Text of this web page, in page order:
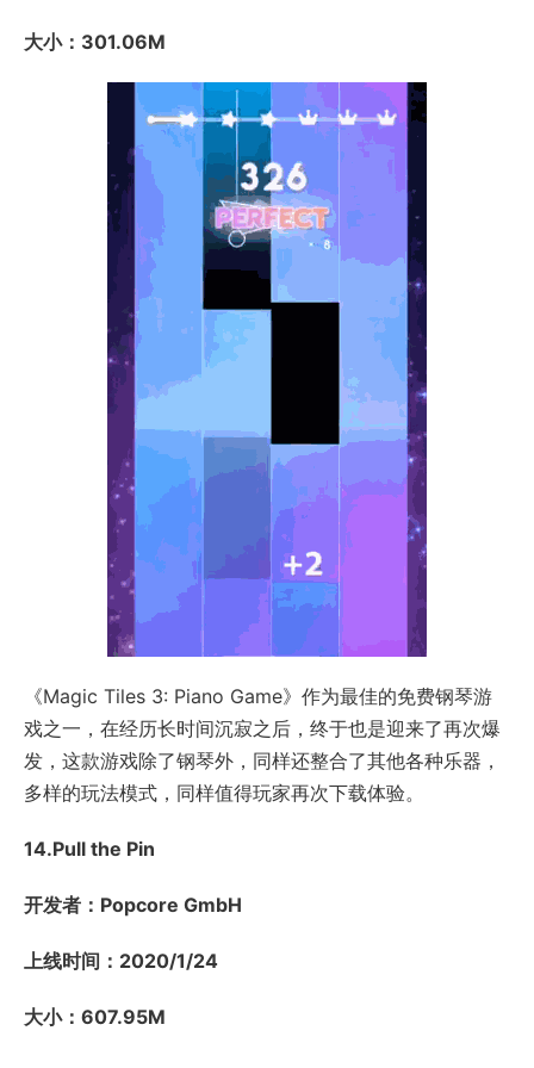
大小：301.06M
《Magic Tiles 3: Piano Game》作为最佳的免费钢琴游
戏之一，在经历长时间沉寂之后，终于也是迎来了再次爆
发，这款游戏除了钢琴外，同样还整合了其他各种乐器，
多样的玩法模式，同样值得玩家再次下载体验。
14.Pull the Pin
开发者：Popcore GmbH
上线时间：2020/1/24
大小：607.95M